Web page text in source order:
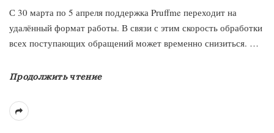
С 30 марта по 5 апреля поддержка Pruffme переходит на
удалённый формат работы. В связи с этим скорость обработки
всех поступающих обращений может временно снизиться. …
Продолжить чтение